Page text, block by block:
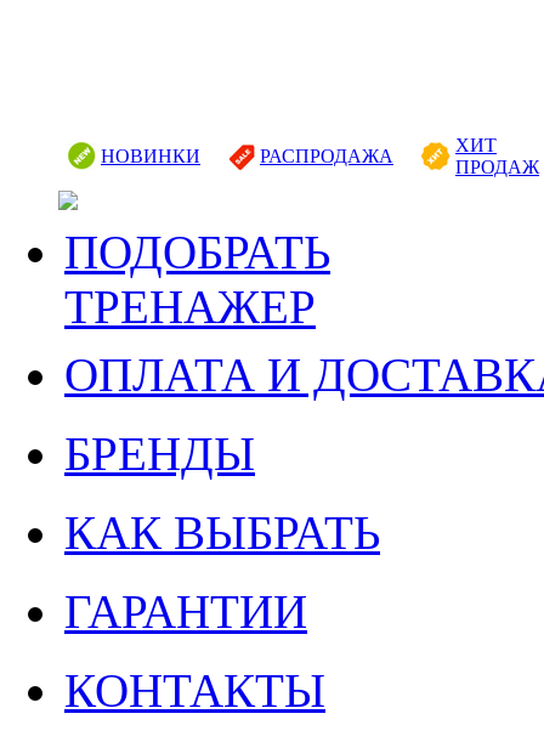
НОВИНКИ РАСПРОДАЖА
ХИТ
ПРОДАЖ
ПОДОБРАТЬ
ТРЕНАЖЕР
ОПЛАТА И
БРЕНДЫ
КАК ВЫБРАТЬ
ГАРАНТИИ
КОНТАКТЫ